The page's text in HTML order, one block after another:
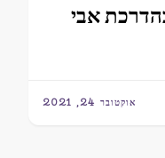
אבי
אוקטובר 24, 2021